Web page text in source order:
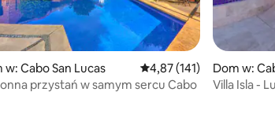
na 5, liczba recenzji: 142
w: Cabo San Lucas Średnia ocena: 4,87 na
4,87 (141)
przystań w samym sercu Cabo
Dom w:
Villa Isla -